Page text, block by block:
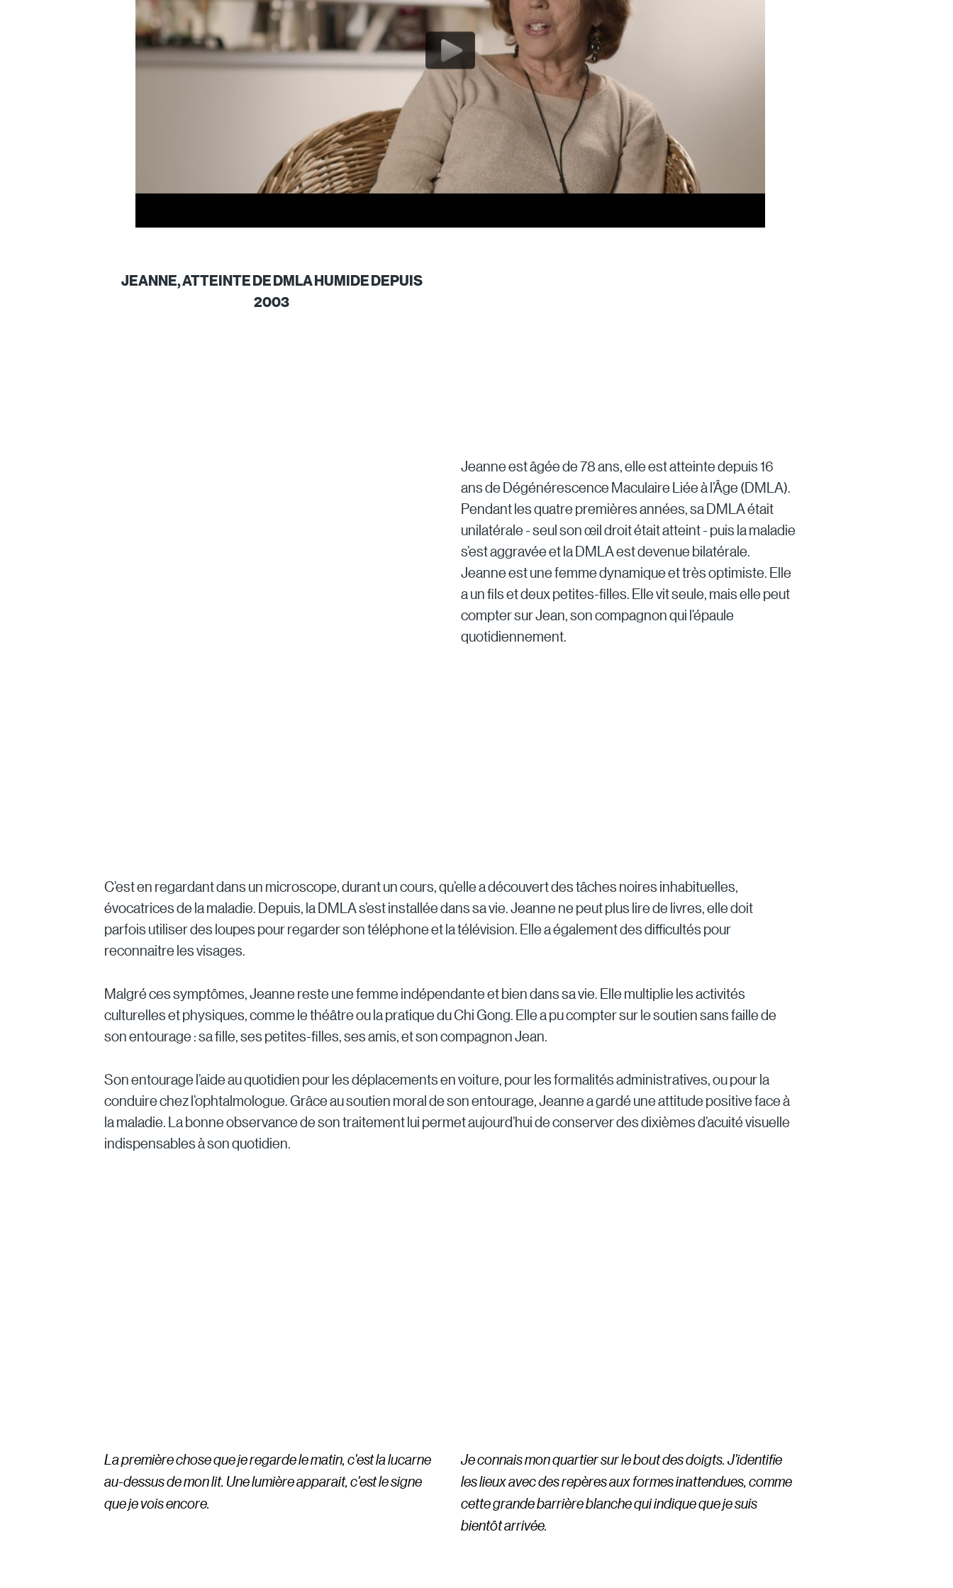
JEANNE, ATTEINTE DE DMLA HUMIDE DEPUIS
2003
Jeanne est âgée de 78 ans, elle est atteinte depuis 16
ans de Dégénérescence Maculaire Liée à l’Âge (DMLA).
Pendant les quatre premières années, sa DMLA était
unilatérale - seul son œil droit était atteint - puis la maladie
s’est aggravée et la DMLA est devenue bilatérale.
Jeanne est une femme dynamique et très optimiste. Elle
a un fils et deux petites-filles. Elle vit seule, mais elle peut
compter sur Jean, son compagnon qui l’épaule
quotidiennement.
C’est en regardant dans un microscope, durant un cours, qu’elle a découvert des tâches noires inhabituelles,
évocatrices de la maladie. Depuis, la DMLA s’est installée dans sa vie. Jeanne ne peut plus lire de livres, elle doit
parfois utiliser des loupes pour regarder son téléphone et la télévision. Elle a également des difficultés pour
reconnaitre les visages.
Malgré ces symptômes, Jeanne reste une femme indépendante et bien dans sa vie. Elle multiplie les activités
culturelles et physiques, comme le théâtre ou la pratique du Chi Gong. Elle a pu compter sur le soutien sans faille de
son entourage : sa fille, ses petites-filles, ses amis, et son compagnon Jean.
Son entourage l’aide au quotidien pour les déplacements en voiture, pour les formalités administratives, ou pour la
conduire chez l’ophtalmologue. Grâce au soutien moral de son entourage, Jeanne a gardé une attitude positive face à
la maladie. La bonne observance de son traitement lui permet aujourd’hui de conserver des dixièmes d’acuité visuelle
indispensables à son quotidien.
La première chose que je regarde le matin, c'est la lucarne
au-dessus de mon lit. Une lumière apparait, c'est le signe
que je vois encore.
Je connais mon quartier sur le bout des doigts. J'identifie
les lieux avec des repères aux formes inattendues, comme
cette grande barrière blanche qui indique que je suis
bientôt arrivée.